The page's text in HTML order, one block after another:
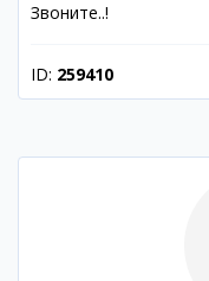
Звоните..!
ID: 259410